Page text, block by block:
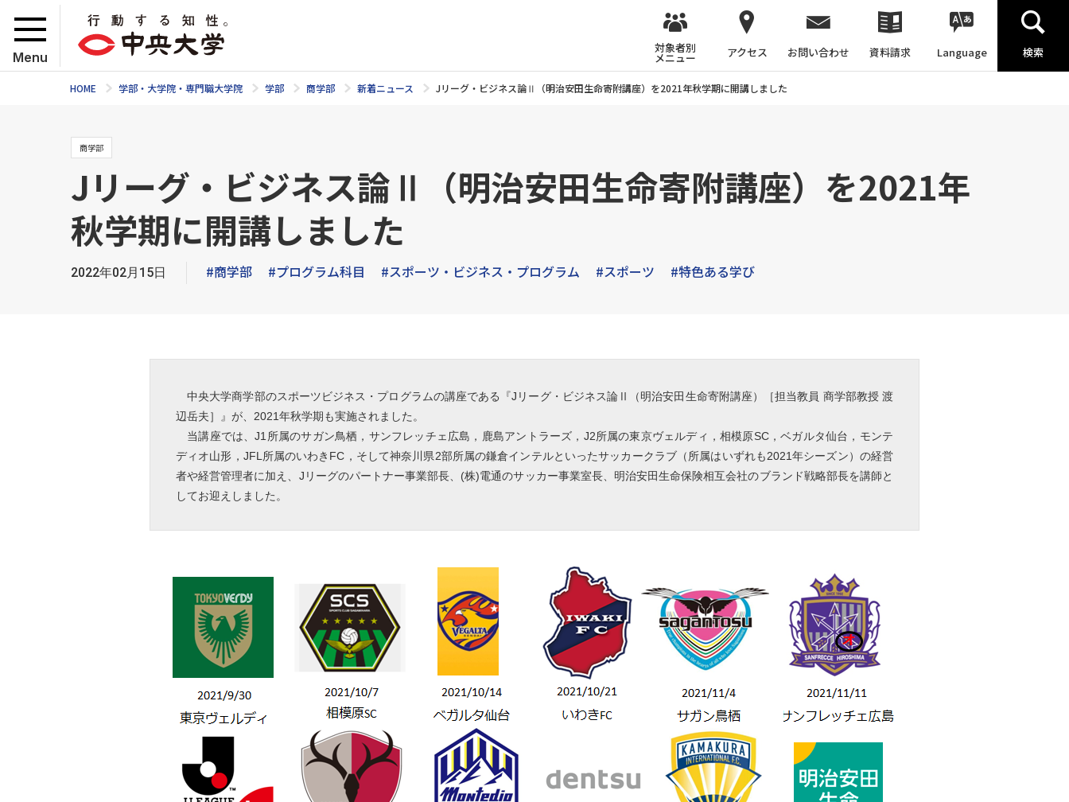
Menu
対象者別
メニュー アクセス お問い合わせ 資料請求 Language 検索
HOME 学部・大学院・専門職大学院 学部 商学部 新着ニュース Jリーグ・ビジネス論Ⅱ（明治安田生命寄附講座）を2021年秋学期に開講しました
商学部
Jリーグ・ビジネス論Ⅱ（明治安田生命寄附講座）を2021年
秋学期に開講しました
2022年02月15日 #商学部 #プログラム科目 #スポーツ・ビジネス・プログラム #スポーツ #特色ある学び
中央大学商学部のスポーツビジネス・プログラムの講座である『Jリーグ・ビジネス論Ⅱ（明治安田生命寄附講座）［担当教員 商学部教授 渡
辺岳夫］』が、2021年秋学期も実施されました。
当講座では、J1所属のサガン鳥栖，サンフレッチェ広島，鹿島アントラーズ，J2所属の東京ヴェルディ，相模原SC，ベガルタ仙台，モンテ
ディオ山形，JFL所属のいわきFC，そして神奈川県2部所属の鎌倉インテルといったサッカークラブ（所属はいずれも2021年シーズン）の経営
者や経営管理者に加え、Jリーグのパートナー事業部長、(株)電通のサッカー事業室長、 明治安田生命保険相互会社のブランド戦略部長を講師と
してお迎えしました。